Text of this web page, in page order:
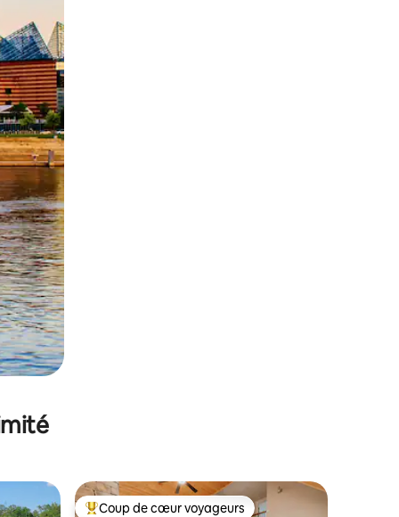
glisser.
Coup de cœur voyageurs